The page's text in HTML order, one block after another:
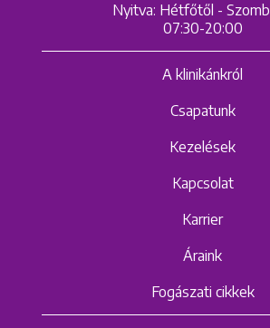
Nyitva: Hétfőtől -
07:30-20:00
A klinikánkról
Csapatunk
Kezelések
Kapcsolat
Karrier
Áraink
Fogászati cikkek